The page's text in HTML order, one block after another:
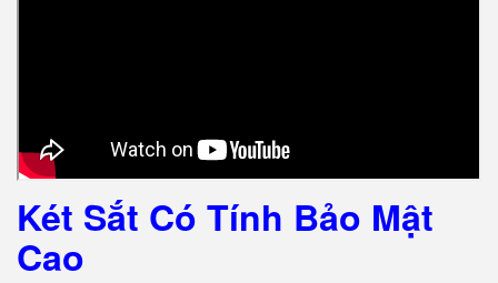
Két Sắt Có Tính Bảo Mật
Cao